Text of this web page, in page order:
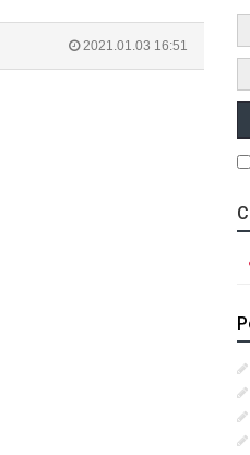
2021.01.03 16:51